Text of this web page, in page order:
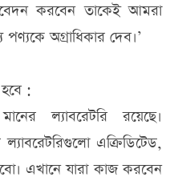
করবেন তাকেই আমরা
অগ্রাধিকার দেব।’
:
ল্যাবরেটরি রয়েছে।
এক্রিডিটেড,
এখানে যারা কাজ করবেন